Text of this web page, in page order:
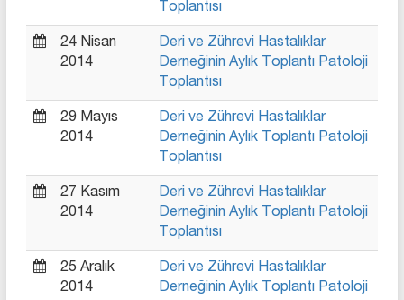
Toplantısı
24 Nisan
2014
Deri ve Zührevi Hastalıklar
Derneğinin Aylık Toplantı Patoloji
Toplantısı
29 Mayıs
2014
Deri ve Zührevi Hastalıklar
Derneğinin Aylık Toplantı Patoloji
Toplantısı
27 Kasım
2014
Deri ve Zührevi Hastalıklar
Derneğinin Aylık Toplantı Patoloji
Toplantısı
25 Aralık
2014
Deri ve Zührevi Hastalıklar
Derneğinin Aylık Toplantı Patoloji